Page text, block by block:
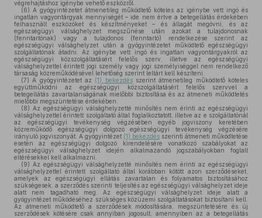
végrehajtáshoz igénybe vehető eszközről.
(6) A gyógyintézetet átmenetileg működtető köteles az igénybe vett ingó és
ingatlan vagyontárgyak mennyiségét – ide nem értve a betegellátás érdekében
felhasznált eszközöket és készítményeket – és állagát megóvni, és az
egészségügyi válsághelyzet megszűnése után azokat a tulajdonosnak
(fenntartónak) vagy a tulajdonos (fenntartó) rendelkezése szerint az
egészségügyi válsághelyzet után a gyógyintézetet működtető egészségügyi
szolgáltatónak átadni. Az igénybe vett ingó és ingatlan vagyontárgyakról az
egészségügyi közszolgáltatásért felelős szerv, illetve az egészségügyi
válsághelyzettel érintett jogi személy vagy jogi személyiséggel nem rendelkező
társaság közreműködésével lehetőség szerint leltárt kell készíteni.
(7) A gyógyintézetet az (1) bekezdésszerint átmenetileg működtető köteles
együttműködni az egészségügyi közszolgáltatásért felelős szervvel a
betegellátás zavartalanságának mielőbbi biztosítása és az átmeneti működtetés
mielőbbi megszüntetése érdekében.
(8) Az egészségügyi válsághelyzetté minősítés nem érinti az egészségügyi
válsághelyzettel érintett szolgáltató által foglalkoztatott, illetve az e szolgáltatónál
az egészségügyi tevékenység végzésében egyéb jogviszony keretében
közreműködő egészségügyi dolgozó egészségügyi tevékenység végzésére
irányuló jogviszonyát. A gyógyintézet (1) bekezdés szerinti átmeneti működtetése
esetén az egészségügyi dolgozó kirendelésére vonatkozó szabályokat az
egészségügyi válsághelyzet idején alkalmazandó jogszabályokban foglalt
eltérésekkel kell alkalmazni.
(9) Az egészségügyi válsághelyzetté minősítés nem érinti az egészségügyi
válsághelyzettel érintett szolgáltató által korábban kötött azon szerződéseket,
amelyek az egészségügyi ellátás zavartalan és folyamatos biztosításához
szükségesek, a szerződés szerinti teljesítés az egészségügyi válsághelyzet ideje
alatt nem tagadható meg. Az egészségügyi válsághelyzet ideje alatt a
gyógyintézet működéséhez szükséges közüzemi szolgáltatásokat biztosítani kell.
Az átmeneti működtető a szerződések módosítására, megszüntetésére és új
szerződések kötésére csak annyiban jogosult, amennyiben az a betegellátás